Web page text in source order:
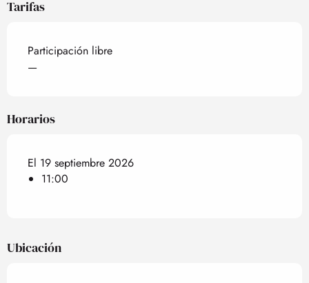
Tarifas
Participación libre
—
Horarios
El 19 septiembre 2026
11:00
Ubicación